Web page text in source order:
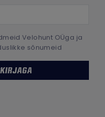
Velohunt OÜga ja
sõnumeid